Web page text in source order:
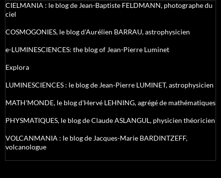
CIELMANIA : le blog de Jean-Baptiste FELDMANN, photographe du
ciel
COSMOGONIES, le blog d'Aurélien BARRAU, astrophysicien
e-LUMINESCIENCES: the blog of Jean-Pierre Luminet
Explora
LUMINESCIENCES : le blog de Jean-Pierre LUMINET, astrophysicien
MATH'MONDE, le blog d'Hervé LEHNING, agrégé de mathématiques
PHYSMATIQUES, le blog de Claude ASLANGUL, physicien théoricien
VOLCANMANIA : le blog de Jacques-Marie BARDINTZEFF,
volcanologue